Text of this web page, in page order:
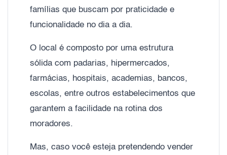
famílias que buscam por praticidade e
funcionalidade no dia a dia.
O local é composto por uma estrutura
sólida com padarias, hipermercados,
farmácias, hospitais, academias, bancos,
escolas, entre outros estabelecimentos que
garantem a facilidade na rotina dos
moradores.
Mas, caso você esteja pretendendo vender